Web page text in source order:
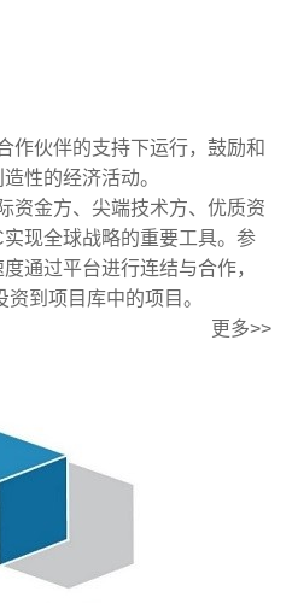
伙伴的支持下运行，鼓励和
性的经济活动。
金方、尖端技术方、优质资
现全球战略的重要工具。参
通过平台进行连结与合作，
到项目库中的项目。
更多>>